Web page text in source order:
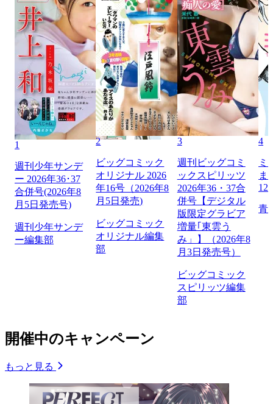
1
週刊少年サンデ
ー 2026年36･37
合併号(2026年8
月5日発売号)
週刊少年サンデ
ー編集部
2
ビッグコミック
オリジナル 2026
年16号（2026年8
月5日発売)
ビッグコミック
オリジナル編集
部
3
週刊ビッグコミ
ックスピリッツ
2026年36・37合
併号【デジタル
版限定グラビア
増量｢東雲う
み」】（2026年8
月3日発売号）
ビッグコミック
スピリッツ編集
部
4
ミ
ま
129
青
開催中のキャンペーン
もっと見る